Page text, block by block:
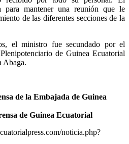
para mantener una reunión que le
de las diferentes secciones de la
el ministro fue secundado por el
de Guinea Ecuatorial
Abaga.
de la Embajada de Guinea
de Guinea Ecuatorial
noticia.php?